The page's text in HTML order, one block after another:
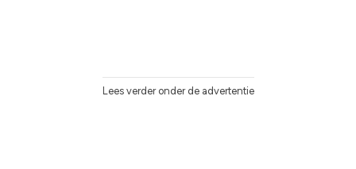
Lees verder onder de advertentie